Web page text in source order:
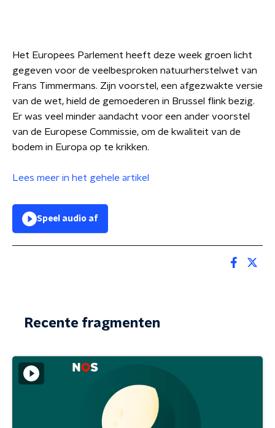
Het Europees Parlement heeft deze week groen licht
gegeven voor de veelbesproken natuurherstelwet van
Frans Timmermans. Zijn voorstel, een afgezwakte versie
van de wet, hield de gemoederen in Brussel flink bezig.
Er was veel minder aandacht voor een ander voorstel
van de Europese Commissie, om de kwaliteit van de
bodem in Europa op te krikken.
Lees meer in het gehele artikel
Speel audio af
Recente fragmenten